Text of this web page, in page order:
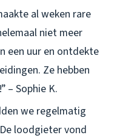
al weken rare
niet meer
een uur en ontdekte
Ze hebben
– Sophie K.
we regelmatig
loodgieter vond